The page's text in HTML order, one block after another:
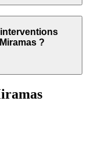
?